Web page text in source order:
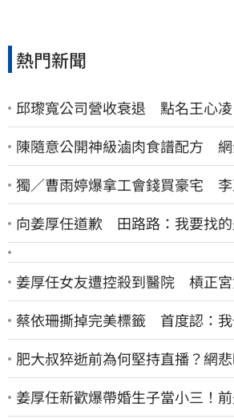
熱門新聞
邱瓈寬公司營收衰退 點名王心
陳隨意公開神級滷肉食譜配方 網
獨／曹雨婷爆拿工會錢買豪宅
向姜厚任道歉 田路路：我要找
姜厚任女友遭控殺到醫院 槓正宮
蔡依珊撕掉完美標籤 首度認：
肥大叔猝逝前為何堅持直播？網
姜厚任新歡爆帶婚生子當小三！